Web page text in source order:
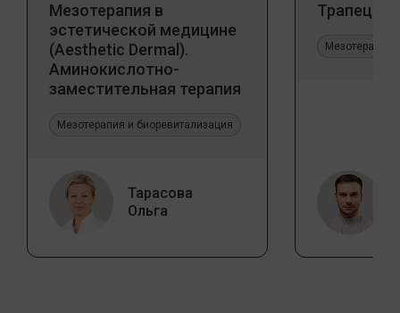
Мезотерапия в
эстетической медицине
(Aesthetic Dermal).
Аминокислотно-
заместительная терапия
Мезотерапия и биоревитализация
Тарасова
Ольга
Трапеция
Мезотерапия